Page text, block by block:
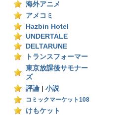
海外アニメ
アメコミ
Hazbin Hotel
UNDERTALE
DELTARUNE
トランスフォーマー
東京放課後サモナー
ズ
評論
小説
コミックマーケット108
けもケット